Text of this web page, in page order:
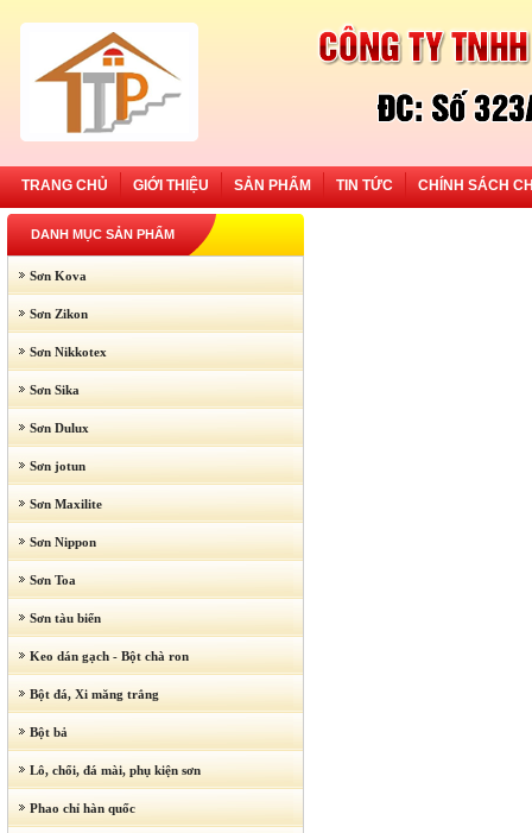
TRANG CHỦ GIỚI THIỆU SẢN PHẨM TIN TỨC CHÍNH SÁCH
DANH MỤC SẢN PHẨM
Sơn Kova
Sơn Zikon
Sơn Nikkotex
Sơn Sika
Sơn Dulux
Sơn jotun
Sơn Maxilite
Sơn Nippon
Sơn Toa
Sơn tàu biển
Keo dán gạch - Bột chà ron
Bột đá, Xi măng trắng
Bột bả
Lô, chổi, đá mài, phụ kiện sơn
Phao chỉ hàn quốc